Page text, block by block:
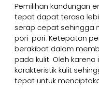
Pemilihan kandungan
tepat dapat terasa
serap cepat sehingga
pori-pori. Ketepatan
berakibat dalam
pada kulit. Oleh
karakteristik kulit
tepat untuk